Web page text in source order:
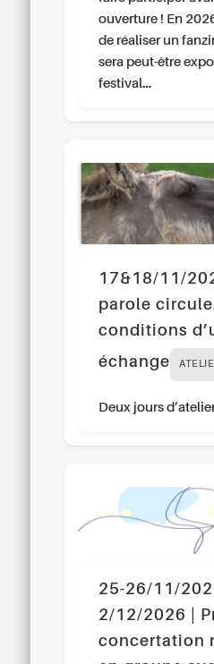
ouverture ! En
de réaliser un
sera peut-être
festival…
17&18/11/
parole
conditions
échange
Deux jours
25-26/11/
2/12/2026 |
concertation